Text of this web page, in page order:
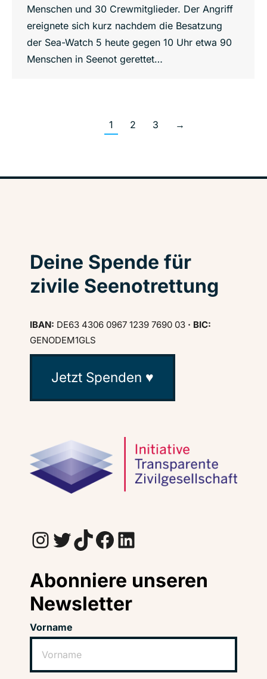
Menschen und 30 Crewmitglieder. Der Angriff
ereignete sich kurz nachdem die Besatzung
der Sea-Watch 5 heute gegen 10 Uhr etwa 90
Menschen in Seenot gerettet…
1 2 3 →
Deine Spende für
zivile Seenotrettung
IBAN: DE63 4306 0967 1239 7690 03 · BIC:
GENODEM1GLS
Jetzt Spenden ♥
InstagramTwitter TikTok Facebook LinkedIn
Abonniere unseren
Newsletter
Vorname